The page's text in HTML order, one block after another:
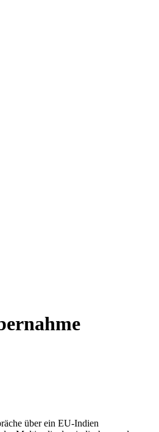
über ein EU-Indien